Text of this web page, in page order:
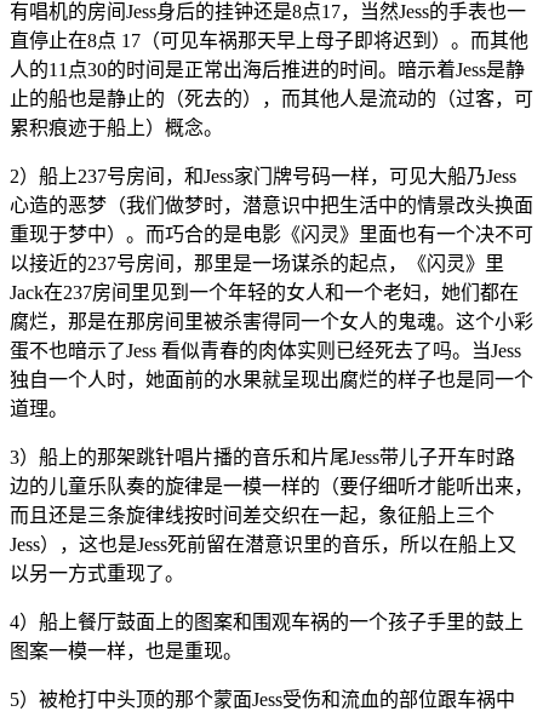
有唱机的房间Jess身后的挂钟还是8点17，当然Jess的手表也一
直停止在8点 17（可见车祸那天早上母子即将迟到）。而其他
人的11点30的时间是正常出海后推进的时间。暗示着Jess是静
止的船也是静止的（死去的），而其他人是流动的（过客，可
累积痕迹于船上）概念。
2）船上237号房间，和Jess家门牌号码一样，可见大船乃Jess
心造的恶梦（我们做梦时，潜意识中把生活中的情景改头换面
重现于梦中）。而巧合的是电影《闪灵》里面也有一个决不可
以接近的237号房间，那里是一场谋杀的起点，《闪灵》里
Jack在237房间里见到一个年轻的女人和一个老妇，她们都在
腐烂，那是在那房间里被杀害得同一个女人的鬼魂。这个小彩
蛋不也暗示了Jess 看似青春的肉体实则已经死去了吗。当Jess
独自一个人时，她面前的水果就呈现出腐烂的样子也是同一个
道理。
3）船上的那架跳针唱片播的音乐和片尾Jess带儿子开车时路
边的儿童乐队奏的旋律是一模一样的（要仔细听才能听出来，
而且还是三条旋律线按时间差交织在一起，象征船上三个
Jess），这也是Jess死前留在潜意识里的音乐，所以在船上又
以另一方式重现了。
4）船上餐厅鼓面上的图案和围观车祸的一个孩子手里的鼓上
图案一模一样，也是重现。
5）被枪打中头顶的那个蒙面Jess受伤和流血的部位跟车祸中